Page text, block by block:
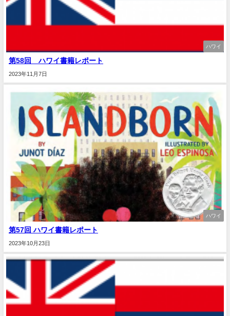
ハワイ
第58回 ハワイ書籍レポート
2023年11月7日
ハワイ
第57回 ハワイ書籍レポート
2023年10月23日